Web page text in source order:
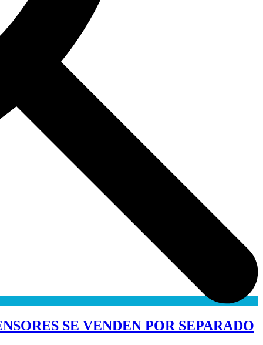
SE VENDEN POR SEPARADO